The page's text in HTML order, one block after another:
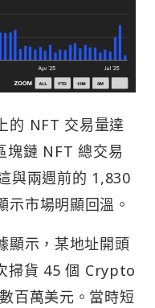
的 NFT 交易量達
塊鏈 NFT 總交易
與兩週前的 1,830
示市場明顯回溫。
顯示，某地址開頭
掃貨 45 個 Crypto
百萬美元。當時短